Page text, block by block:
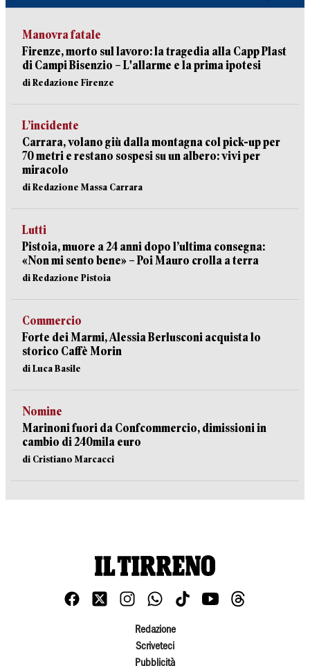
Manovra fatale
Firenze, morto sul lavoro: la tragedia alla Capp Plast
di Campi Bisenzio – L'allarme e la prima ipotesi
di Redazione Firenze
L’incidente
Carrara, volano giù dalla montagna col pick-up per
70 metri e restano sospesi su un albero: vivi per
miracolo
di Redazione Massa Carrara
Lutti
Pistoia, muore a 24 anni dopo l’ultima consegna:
«Non mi sento bene» – Poi Mauro crolla a terra
di Redazione Pistoia
Commercio
Forte dei Marmi, Alessia Berlusconi acquista lo
storico Caffè Morin
di Luca Basile
Nomine
Marinoni fuori da Confcommercio, dimissioni in
cambio di 240mila euro
di Cristiano Marcacci
Redazione
Scriveteci
Pubblicità